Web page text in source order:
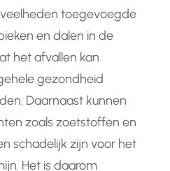
toegevoegde
en dalen in de
het afvallen kan
gezondheid
Daarnaast kunnen
zoals zoetstoffen en
schadelijk zijn voor het
Het is daarom